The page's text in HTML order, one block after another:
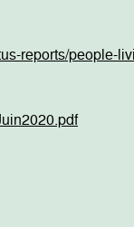
reports/people-